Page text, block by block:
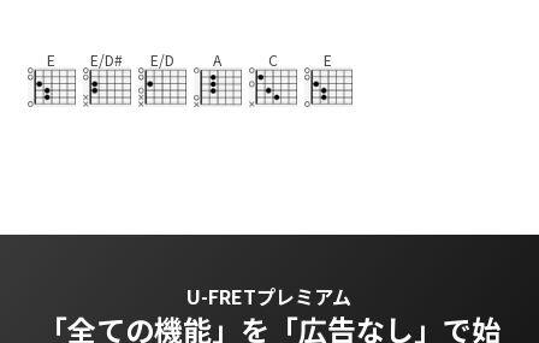
E E/D# E/D A C E
U-FRETプレミアム
「全ての機能」を 「広告なし」で始